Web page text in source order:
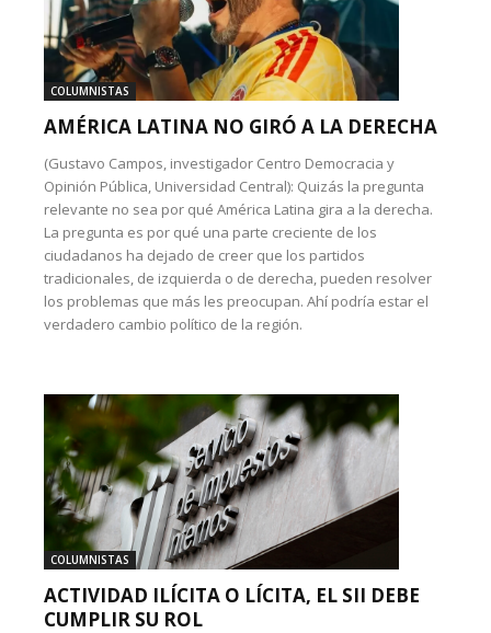
COLUMNISTAS
AMÉRICA LATINA NO GIRÓ A LA DERECHA
(Gustavo Campos, investigador Centro Democracia y
Opinión Pública, Universidad Central): Quizás la pregunta
relevante no sea por qué América Latina gira a la derecha.
La pregunta es por qué una parte creciente de los
ciudadanos ha dejado de creer que los partidos
tradicionales, de izquierda o de derecha, pueden resolver
los problemas que más les preocupan. Ahí podría estar el
verdadero cambio político de la región.
COLUMNISTAS
ACTIVIDAD ILÍCITA O LÍCITA, EL SII DEBE
CUMPLIR SU ROL